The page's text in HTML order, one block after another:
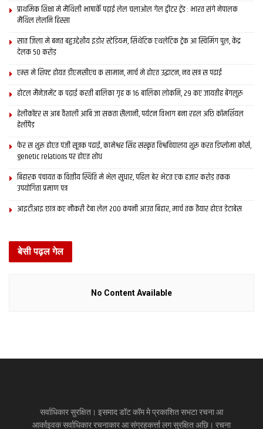
प्राथमिक शि‍क्षा मे मैथि‍ली भाषाकेँ पढ़ाई लेल चलाओल गेल ट्वीटर ट्रेंड : भारत संगे नेपालक
मैथिल लेलनि हिस्सा
सात जिला मे बनत बहुउद्देशीय इंडोर स्‍टेडि‍यम, सिंथेटिक एथलेटिक ट्रेक आ स्विमिंग पुल, केंद्र
देलक 50 करोड़
एम्स मे शिफ्ट होयत डीएमसीएच क सामान, मार्च मे होएत उद्घाटन, नव सत्र स पढाई
होटल मैनेजमेंट क पढ़ाई करती बालिका गृह क 16 बालिका लोकनि, 29 कए जायतीह बेंगलुरु
हेलीकॉप्टर स आब वैशाली आबि जा सकता सैलानी, पर्यटन विभाग बना रहल अछि कॉमर्शियल
हेलीपैड
फेर स शुरू होएत पंजी सूत्रक पढाई, कामेश्वर सिंह संस्कृत विश्वविद्यालय शुरू करत डिप्लोमा कोर्स,
genetic relations पर होएत शोध
बिहारक पंचायत क वित्‍तीय स्थिति मे भेल सुधार, पहिल बेर भेटत एक हजार करोड़ तकक
उपयोगिता प्रमाण पत्र
आइटीआइ छात्र कए नौकरी देबा लेल 200 कंपनी आउत बिहार, मार्च तक तैयार होएत डेटाबेस
बेसी पढ़ल गेल
No Content Available
सर्वाधिकार सुरक्षित। इसमाद डॉट कॉम मे प्रकाशित सभटा रचना आ
आर्काइवक सर्वाधिकार रचनाकार आ संग्रहकर्त्ता लग सुरक्षित अछि। रचना